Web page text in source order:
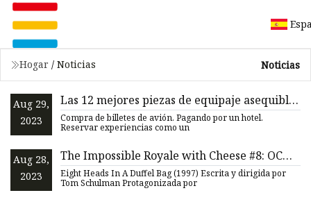
Hogar / Noticias Noticias
Aug 29,
2023
Las 12 mejores piezas de equipaje asequibles
de 2023
Compra de billetes de avión. Pagando por un hotel.
Reservar experiencias como un
Aug 28,
2023
The Impossible Royale with Cheese #8: OCHO
CABEZAS EN UNA BOLSA DE VIAJE —
Moviejawn
Eight Heads In A Duffel Bag (1997) Escrita y dirigida por
Tom Schulman Protagonizada por